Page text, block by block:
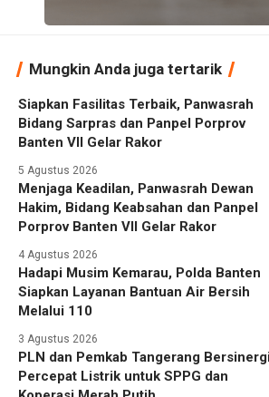
Mungkin Anda juga tertarik
Siapkan Fasilitas Terbaik, Panwasrah
Bidang Sarpras dan Panpel Porprov
Banten VII Gelar Rakor
5 Agustus 2026
Menjaga Keadilan, Panwasrah Dewan
Hakim, Bidang Keabsahan dan Panpel
Porprov Banten VII Gelar Rakor
4 Agustus 2026
Hadapi Musim Kemarau, Polda Banten
Siapkan Layanan Bantuan Air Bersih
Melalui 110
3 Agustus 2026
PLN dan Pemkab Tangerang
Percepat Listrik untuk SPPG dan